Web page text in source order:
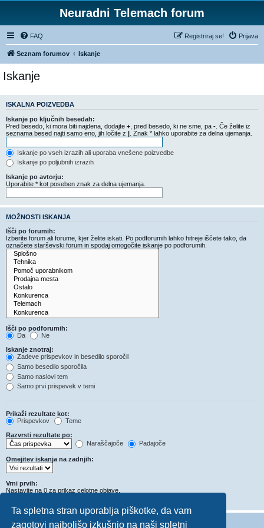
Ta spletna stran uporablja piškotke, da vam
zagotovi najboljšo izkušnjo na naši spletni
Neuradni Telemach forum
FAQ Prijava
Registriraj se!
Seznam forumov Iskanje
Iskanje
ISKALNA POIZVEDBA
Iskanje po ključnih besedah:
Pred besedo, ki mora biti najdena, dodajte + , pred besedo, ki ne sme, pa - . Če želite iz
seznama besed najti samo eno, jih ločite z | . Znak * lahko uporabite za delna ujemanja.
Iskanje po vseh izrazih ali uporaba vnešene poizvedbe
Iskanje po poljubnih izrazih
Iskanje po avtorju:
Uporabite * kot poseben znak za delna ujemanja.
MOŽNOSTI ISKANJA
Išči po forumih:
Izberite forum ali forume, kjer želite iskati. Po podforumih lahko hitreje iščete tako, da
označete starševski forum in spodaj omogočite iskanje po podforumih.
Išči po podforumih:
Da
Ne
Iskanje znotraj:
Zadeve prispevkov in besedilo sporočil
Samo besedilo sporočila
Samo naslovi tem
Samo prvi prispevek v temi
Prikaži rezultate kot:
Prispevkov
Teme
Razvrsti rezultate po:
Naraščajoče
Padajoče
Omejitev iskanja na zadnjih:
Vrni prvih:
Nastavite na 0 za prikaz celotne objave.